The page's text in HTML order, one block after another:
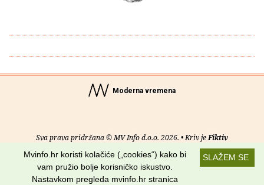
Moderna vremena
Sva prava pridržana © MV Info d.o.o. 2026. • Kriv jeFiktiv
O nama• Pomoć• Uvjeti korištenja•RSS kanali
Potraži nas na:
SLAŽEM SE
Mvinfo.hr koristi kolačiće („cookies“) kako bi
vam pružio bolje korisničko iskustvo.
Nastavkom pregleda mvinfo.hr stranica